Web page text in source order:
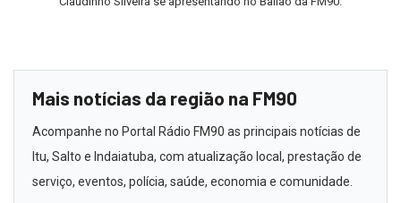
Mais notícias da região na FM90
Acompanhe no Portal Rádio FM90 as principais notícias de
Itu, Salto e Indaiatuba, com atualização local, prestação de
serviço, eventos, polícia, saúde, economia e comunidade.